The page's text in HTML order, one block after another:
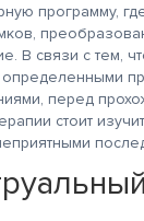
программу,
В связи с тем,
перед
стоит